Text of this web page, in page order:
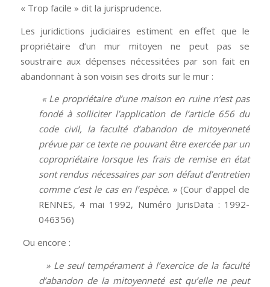
« Trop facile » dit la jurisprudence.
Les juridictions judiciaires estiment en effet que le
propriétaire d’un mur mitoyen ne peut pas se
soustraire aux dépenses nécessitées par son fait en
abandonnant à son voisin ses droits sur le mur :
« Le propriétaire d’une maison en ruine n’est pas
fondé à solliciter l’application de l’article 656 du
code civil, la faculté d’abandon de mitoyenneté
prévue par ce texte ne pouvant être exercée par un
copropriétaire lorsque les frais de remise en état
sont rendus nécessaires par son défaut d’entretien
comme c’est le cas en l’espèce. » (Cour d’appel de
RENNES, 4 mai 1992, Numéro JurisData : 1992-
046356)
Ou encore :
» Le seul tempérament à l’exercice de la faculté
d’abandon de la mitoyenneté est qu’elle ne peut